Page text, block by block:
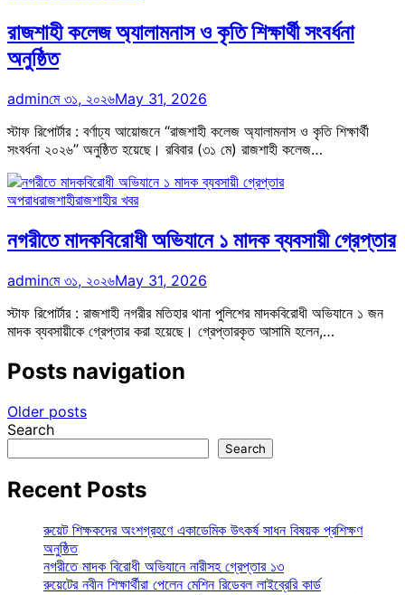
রাজশাহী কলেজ অ্যালামনাস ও কৃতি শিক্ষার্থী সংবর্ধনা
অনুষ্ঠিত
adminমে ৩১, ২০২৬May 31, 2026
স্টাফ রিপোর্টার : বর্ণাঢ্য আয়োজনে “রাজশাহী কলেজ অ্যালামনাস ও কৃতি শিক্ষার্থী
সংবর্ধনা ২০২৬” অনুষ্ঠিত হয়েছে। রবিবার (৩১ মে) রাজশাহী কলেজ…
অপরাধরাজশাহীরাজশাহীর খবর
নগরীতে মাদকবিরোধী অভিযানে ১ মাদক ব্যবসায়ী গ্রেপ্তার
adminমে ৩১, ২০২৬May 31, 2026
স্টাফ রিপোর্টার : রাজশাহী নগরীর মতিহার থানা পুলিশের মাদকবিরোধী অভিযানে ১ জন
মাদক ব্যবসায়ীকে গ্রেপ্তার করা হয়েছে। গ্রেপ্তারকৃত আসামি হলেন,…
Posts navigation
Older posts
Search
Search
Recent Posts
রুয়েট শিক্ষকদের অংশগ্রহণে একাডেমিক উৎকর্ষ সাধন বিষয়ক প্রশিক্ষণ
অনুষ্ঠিত
নগরীতে মাদক বিরোধী অভিযানে নারীসহ গ্রেপ্তার ১৩
রুয়েটের নবীন শিক্ষার্থীরা পেলেন মেশিন রিডেবল লাইব্রেরি কার্ড